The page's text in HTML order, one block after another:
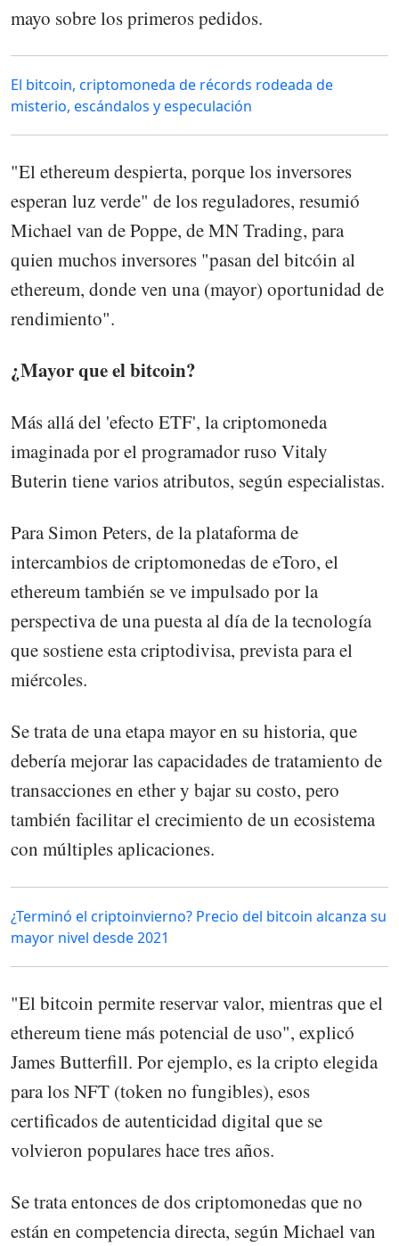
mayo sobre los primeros pedidos.
El bitcoin, criptomoneda de récords rodeada de
misterio, escándalos y especulación
"El ethereum despierta, porque los inversores
esperan luz verde" de los reguladores, resumió
Michael van de Poppe, de MN Trading, para
quien muchos inversores "pasan del bitcóin al
ethereum, donde ven una (mayor) oportunidad de
rendimiento".
¿Mayor que el bitcoin?
Más allá del 'efecto ETF', la criptomoneda
imaginada por el programador ruso Vitaly
Buterin tiene varios atributos, según especialistas.
Para Simon Peters, de la plataforma de
intercambios de criptomonedas de eToro, el
ethereum también se ve impulsado por la
perspectiva de una puesta al día de la tecnología
que sostiene esta criptodivisa, prevista para el
miércoles.
Se trata de una etapa mayor en su historia, que
debería mejorar las capacidades de tratamiento de
transacciones en ether y bajar su costo, pero
también facilitar el crecimiento de un ecosistema
con múltiples aplicaciones.
¿Terminó el criptoinvierno? Precio del bitcoin alcanza su
mayor nivel desde 2021
"El bitcoin permite reservar valor, mientras que el
ethereum tiene más potencial de uso", explicó
James Butterfill. Por ejemplo, es la cripto elegida
para los NFT (token no fungibles), esos
certificados de autenticidad digital que se
volvieron populares hace tres años.
Se trata entonces de dos criptomonedas que no
están en competencia directa, según Michael van